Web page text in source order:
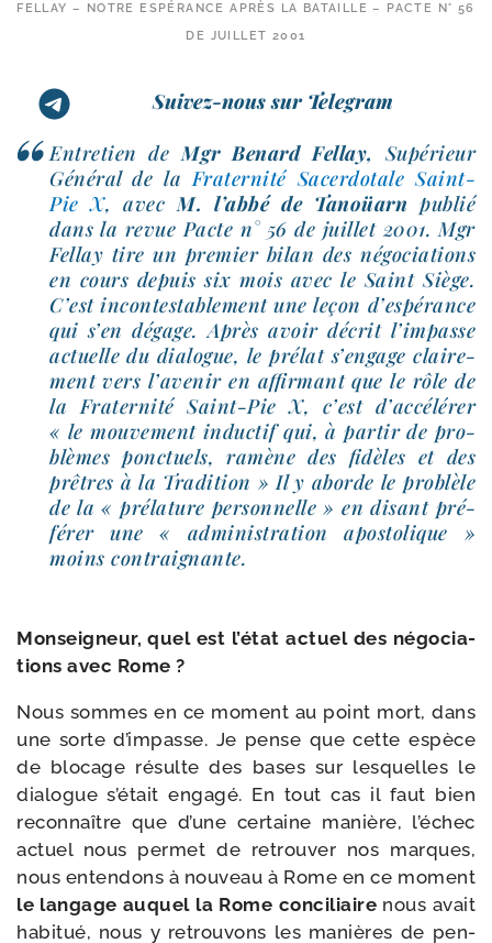
FELLAY – NOTRE ESPÉRANCE APRÈS LA BATAILLE – PACTE N° 56
DE JUILLET 2001
Suivez-nous sur Telegram
Entretien deMgr Benard Fellay,Supérieur
Général de laFraternité Sacerdotale Saint-​
Pie X, avecM. l’ab­bé de Tanoüarn publié
dans la revue Pacte n° 56 de juillet 2001. Mgr
Fellay tire un pre­mier bilan des négo­cia­tions
en cours depuis six mois avec le Saint Siège.
C’est incon­tes­ta­ble­ment une leçon d’es­pé­rance
qui s’en dégage. Après avoir décrit l’im­passe
actuelle du dia­logue, le pré­lat s’en­gage clai­re­
ment vers l’a­ve­nir en affir­mant que le rôle de
la Fraternité Saint-​Pie X, c’est d’ac­cé­lé­rer
« le mou­ve­ment induc­tif qui, à par­tir de pro­
blèmes ponc­tuels, ramène des fidèles et des
prêtres à la Tradition » Il y aborde le pro­blèle
de la « pré­la­ture per­son­nelle » en disant pré­
fé­rer une « admi­nis­tra­tion apos­to­lique »
moins contraignante.
Monseigneur, quel est l’é­tat actuel des négo­cia­
tions avec Rome ?
Nous sommes en ce moment au point mort, dans
une sorte d’im­passe. Je pense que cette espèce
de blo­cage résulte des bases sur les­quelles le
dia­logue s’é­tait enga­gé. En tout cas il faut bien
recon­naître que d’une cer­taine manière, l’é­chec
actuel nous per­met de retrou­ver nos marques,
nous enten­dons à nou­veau à Rome en ce moment
le lan­gage auquel la Rome conci­liaire nous avait
habi­tué, nous y retrou­vons les manières de pen­